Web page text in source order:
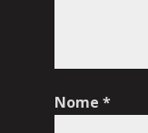
Nome *